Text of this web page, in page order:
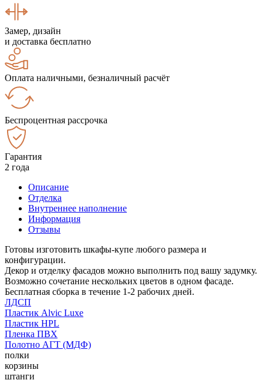
Замер, дизайн
и доставка бесплатно
Оплата наличными, безналичный расчёт
Беспроцентная рассрочка
Гарантия
2 года
Описание
Отделка
Внутреннее наполнение
Информация
Отзывы
Готовы изготовить шкафы-купе любого размера и
конфигурации.
Декор и отделку фасадов можно выполнить под вашу задумку.
Возможно сочетание нескольких цветов в одном фасаде.
Бесплатная сборка в течение 1-2 рабочих дней.
ЛДСП
Пластик Alvic Luxe
Пластик HPL
Пленка ПВХ
Полотно АГТ (МДФ)
полки
корзины
штанги